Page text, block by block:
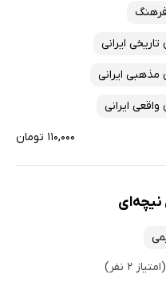
ارزان ترین‌ها
فرهنگ
ایرانی
مذهبی ایرانی
ایرانی
۱۱۰,۰۰۰ تومان
نیچه‌ای
(امتیاز ۲ نفر)